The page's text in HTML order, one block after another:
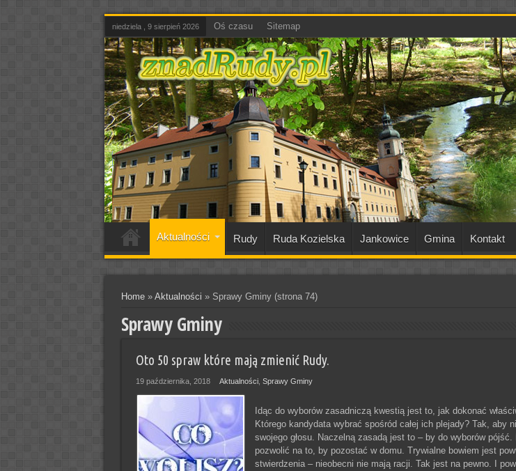
niedziela , 9 sierpień 2026 Oś czasu Sitemap
Aktualności Rudy Ruda Kozielska Jankowice Gmina Kontakt
Home» Aktualności » Sprawy Gminy(strona 74)
Sprawy Gminy
Oto 50 spraw które mają zmienić Rudy.
19 października, 2018 Aktualności, Sprawy Gminy
Idąc do wyborów zasadniczą kwestią jest to, jak dokonać
Którego kandydata wybrać spośród całej ich plejady? Tak, aby
swojego głosu. Naczelną zasadą jest to – by do wyborów
pozwolić na to, by pozostać w domu. Trywialne bowiem jest
stwierdzenia – nieobecni nie mają racji. Tak jest na pewno. I